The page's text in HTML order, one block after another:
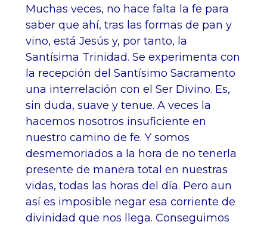
Muchas veces, no hace falta la fe para
saber que ahí, tras las formas de pan y
vino, está Jesús y, por tanto, la
Santísima Trinidad. Se experimenta con
la recepción del Santísimo Sacramento
una interrelación con el Ser Divino. Es,
sin duda, suave y tenue. A veces la
hacemos nosotros insuficiente en
nuestro camino de fe. Y somos
desmemoriados a la hora de no tenerla
presente de manera total en nuestras
vidas, todas las horas del día. Pero aun
así es imposible negar esa corriente de
divinidad que nos llega. Conseguimos